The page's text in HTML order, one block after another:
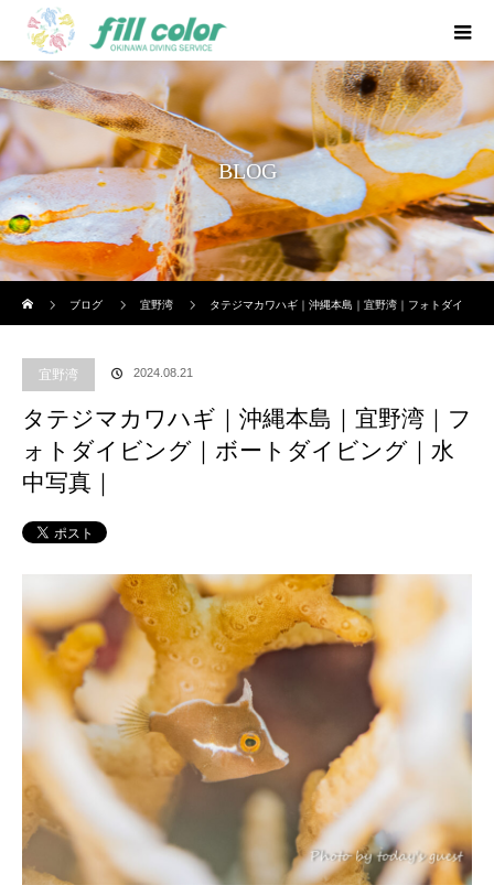
BLOG
ブログ
宜野湾 タテジマカワハギ｜沖縄本島｜宜野湾｜フォトダイ
宜野湾 2024.08.21
タテジマカワハギ｜沖縄本島｜宜野湾｜フ
ォトダイビング｜ボートダイビング｜水
中写真｜